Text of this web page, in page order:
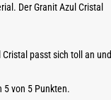
Der Granit Azul Cristal
passt sich toll an und
5von 5 Punkten.